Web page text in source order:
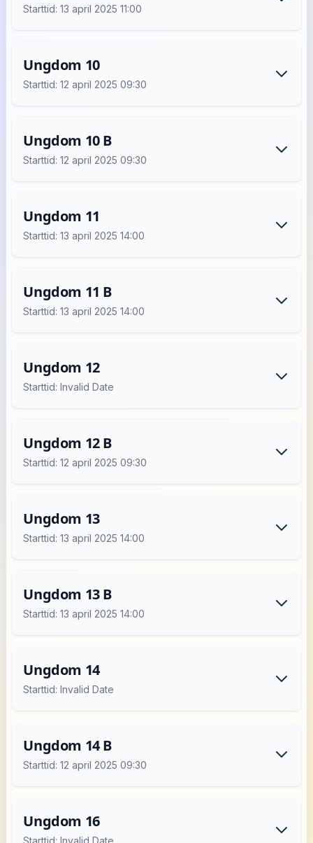
Starttid: 13 april 2025 11:00
Ungdom 10
Starttid: 12 april 2025 09:30
Ungdom 10 B
Starttid: 12 april 2025 09:30
Ungdom 11
Starttid: 13 april 2025 14:00
Ungdom 11 B
Starttid: 13 april 2025 14:00
Ungdom 12
Starttid: Invalid Date
Ungdom 12 B
Starttid: 12 april 2025 09:30
Ungdom 13
Starttid: 13 april 2025 14:00
Ungdom 13 B
Starttid: 13 april 2025 14:00
Ungdom 14
Starttid: Invalid Date
Ungdom 14 B
Starttid: 12 april 2025 09:30
Ungdom 16
Starttid: Invalid Date